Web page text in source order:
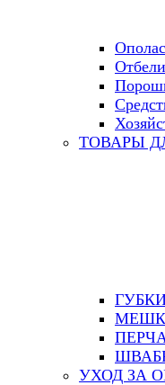
ТОВАРЫ
УХОД ЗА